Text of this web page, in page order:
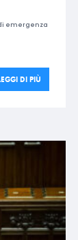
emergenza
DI PIÙ